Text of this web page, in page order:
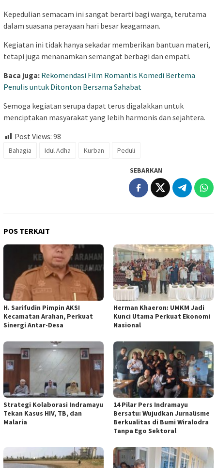
Kepedulian semacam ini sangat berarti bagi warga, terutama
dalam suasana perayaan hari besar keagamaan.
Kegiatan ini tidak hanya sekadar memberikan bantuan materi,
tetapi juga menanamkan semangat berbagi dan empati.
Baca juga: Rekomendasi Film Romantis Komedi Bertema
Penulis untuk Ditonton Bersama Sahabat
Semoga kegiatan serupa dapat terus digalakkan untuk
menciptakan masyarakat yang lebih harmonis dan sejahtera.
Post Views: 98
Bahagia Idul Adha Kurban Peduli
SEBARKAN
POS TERKAIT
H. Sarifudin Pimpin AKSI
Kecamatan Arahan, Perkuat
Sinergi Antar-Desa
Herman Khaeron: UMKM Jadi
Kunci Utama Perkuat Ekonomi
Nasional
Strategi Kolaborasi Indramayu
Tekan Kasus HIV, TB, dan
Malaria
14 Pilar Pers Indramayu
Bersatu: Wujudkan Jurnalisme
Berkualitas di Bumi Wiralodra
Tanpa Ego Sektoral